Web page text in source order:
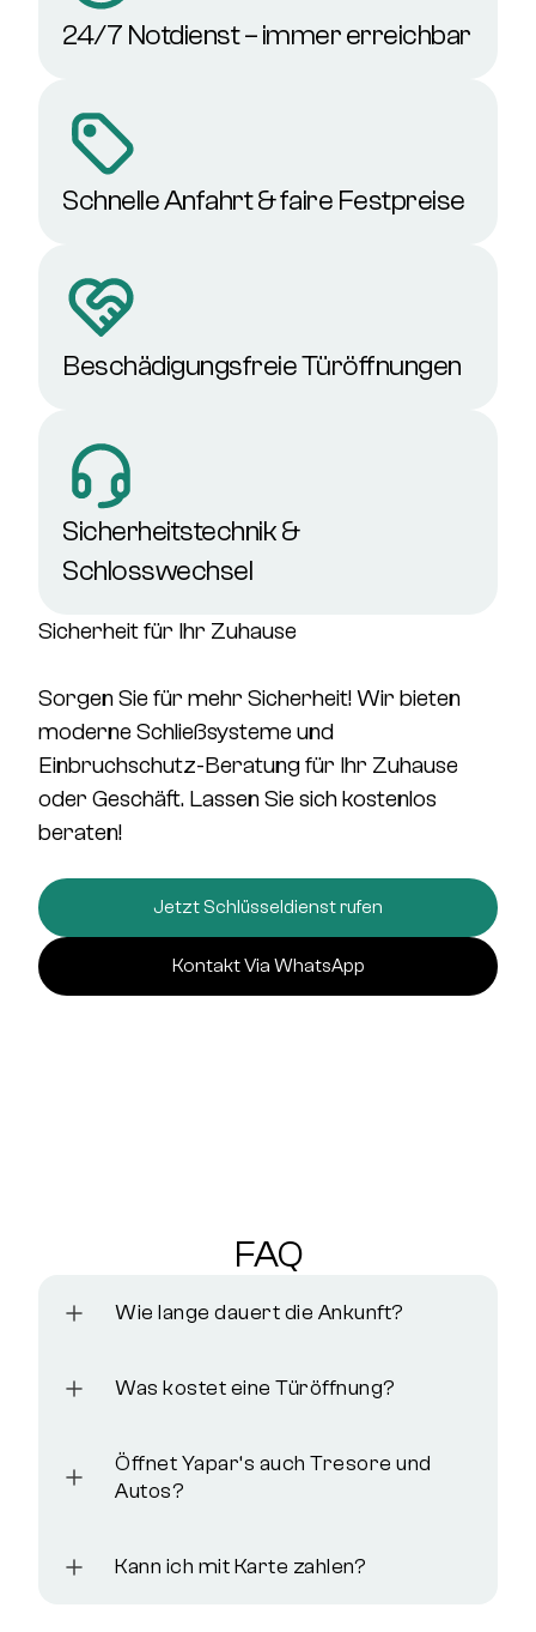
24/7 Notdienst – immer erreichbar
Schnelle Anfahrt & faire Festpreise
Beschädigungsfreie Türöffnungen
Sicherheitstechnik &
Schlosswechsel
Sicherheit für Ihr Zuhause
Sorgen Sie für mehr Sicherheit! Wir bieten
moderne Schließsysteme und
Einbruchschutz-Beratungfür Ihr Zuhause
oder Geschäft. Lassen Sie sich kostenlos
beraten!
Jetzt Schlüsseldienst rufen
Kontakt Via WhatsApp
FAQ
Wie lange dauert die Ankunft?
Was kostet eine Türöffnung?
Öffnet Yapar‘s auch Tresore und
Autos?
Kann ich mit Karte zahlen?